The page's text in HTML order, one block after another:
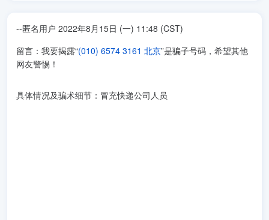
--匿名用户 2022年8月15日 (一) 11:48 (CST)
留言：我要揭露“(010) 6574 3161 北京”是骗子号码，希望其他
网友警惕！
具体情况及骗术细节：冒充快递公司人员